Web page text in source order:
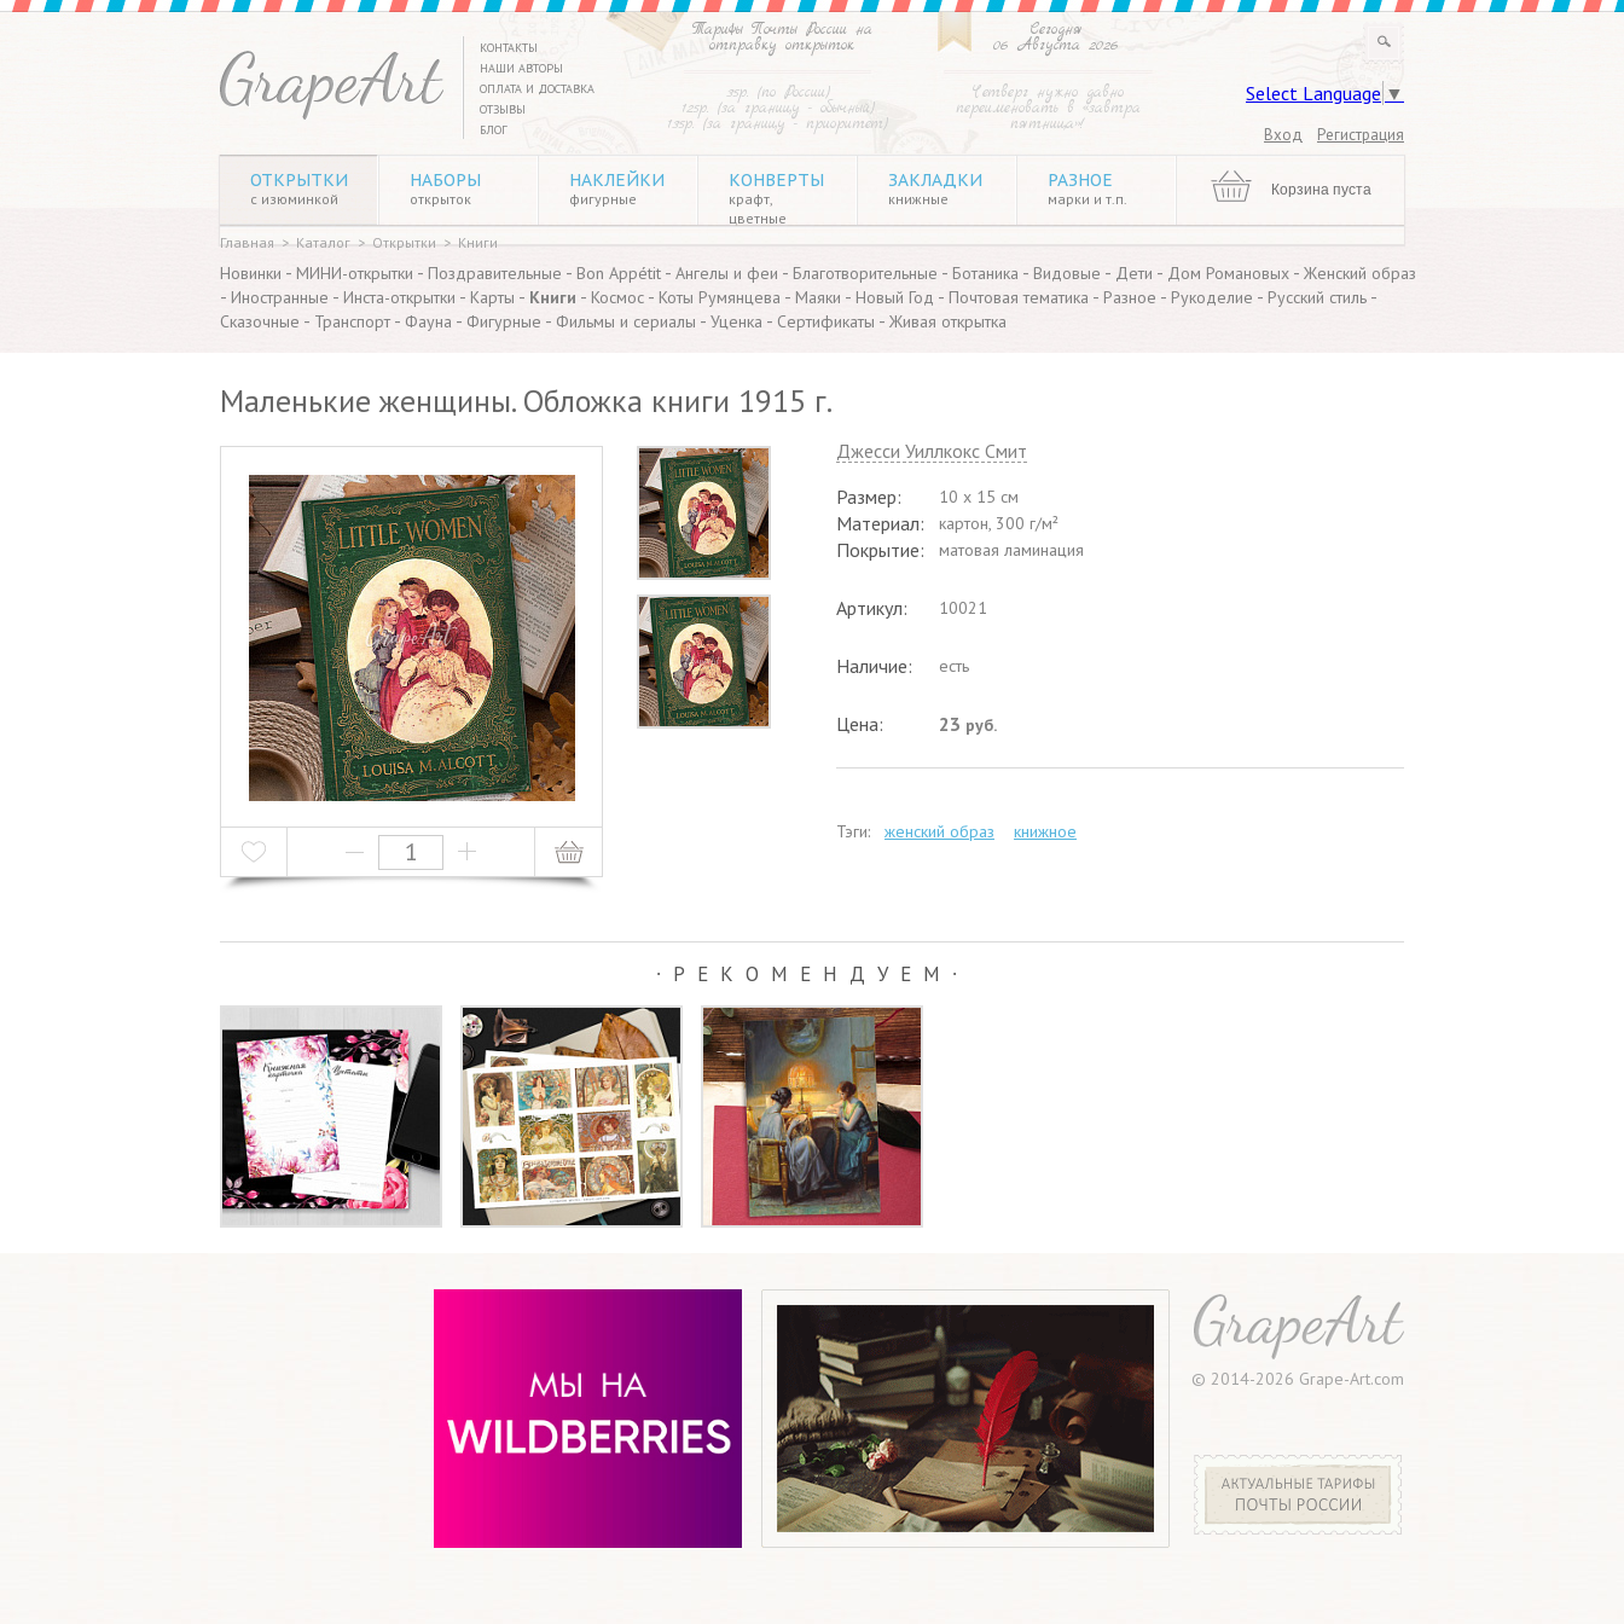
Select Language ▼
Сегодня
06 Августа 2026
Четверг нужно давно
переименовать в «завтра
пятница»!
Тарифы Почты России на
отправку открыток
35р. (по России)
125р. (за границу - обычный)
135р. (за границу - приоритет)
КОНТАКТЫ
НАШИ АВТОРЫ
ОПЛАТА И ДОСТАВКА
ОТЗЫВЫ
БЛОГ
Вход Регистрация
ОТКРЫТКИ
с изюминкой
НАБОРЫ
открыток
НАКЛЕЙКИ
фигурные
КОНВЕРТЫ
крафт,
цветные
ЗАКЛАДКИ
книжные
РАЗНОЕ
марки и т.п. Корзина пуста
Главная > Каталог > Открытки > Книги
Новинки - МИНИ-открытки - Поздравительные - Bon Appétit - Ангелы и феи - Благотворительные - Ботаника - Видовые - Дети - Дом Романовых - Женский образ
- Иностранные - Инста-открытки - Карты - Книги - Космос - Коты Румянцева - Маяки - Новый Год - Почтовая тематика - Разное - Рукоделие - Русский стиль -
Сказочные - Транспорт - Фауна - Фигурные - Фильмы и сериалы - Уценка - Сертификаты - Живая открытка
Маленькие женщины. Обложка книги 1915 г.
Джесси Уиллкокс Смит
Размер:
10 x 15 см
Материал: картон, 300 г/м²
Покрытие: матовая ламинация
Артикул: 10021
Наличие: есть
Цена: 23 руб.
Тэги: женский образ книжное
∙РЕКОМЕНДУЕМ∙
© 2014-2026 Grape-Art.com